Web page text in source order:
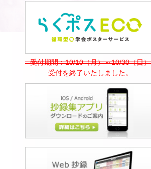
受付期間：10/10（月）～10/30（日）
受付を終了いたしました。